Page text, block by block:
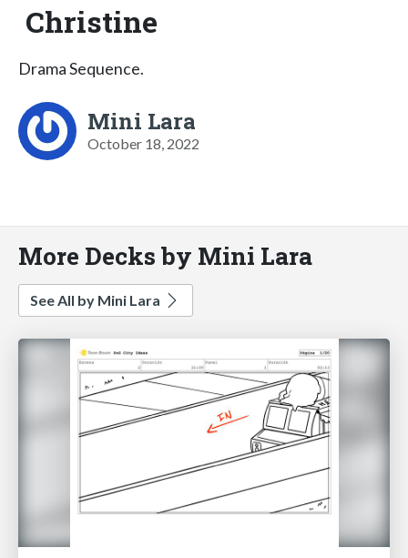
Christine
Drama Sequence.
Mini Lara
October 18, 2022
More Decks by Mini Lara
See All by Mini Lara